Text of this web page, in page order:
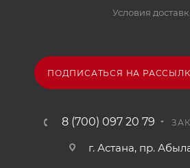
Условия
ПОДПИСАТЬСЯ НА
8 (700) 097 20 79
г. Астана, пр.